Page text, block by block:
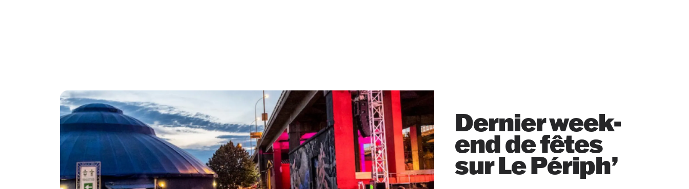
Dernier week-
end de fêtes
sur Le Périph’